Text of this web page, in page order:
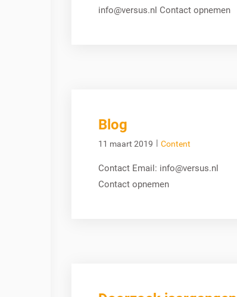
info@versus.nl Contact opnemen
Blog
11 maart 2019 | Content
Contact Email: info@versus.nl
Contact opnemen